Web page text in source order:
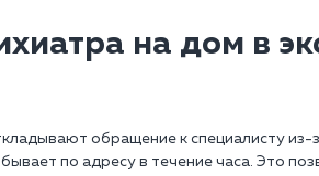
на дом в
обращение к специалисту из-
по адресу в течение часа. Это